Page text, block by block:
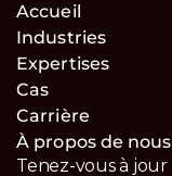
Accueil
Industries
Expertises
Cas
Carrière
À propos de nous
Tenez-vous à jour